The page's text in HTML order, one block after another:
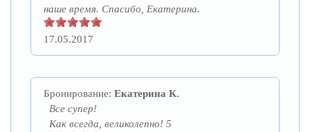
наше время. Спасибо, Екатерина.
17.05.2017
Бронирование: Екатерина К.
Все супер!
Как всегда, великолепно! 5